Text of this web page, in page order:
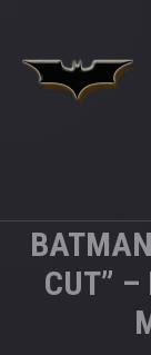
BATMAN
CUT” –